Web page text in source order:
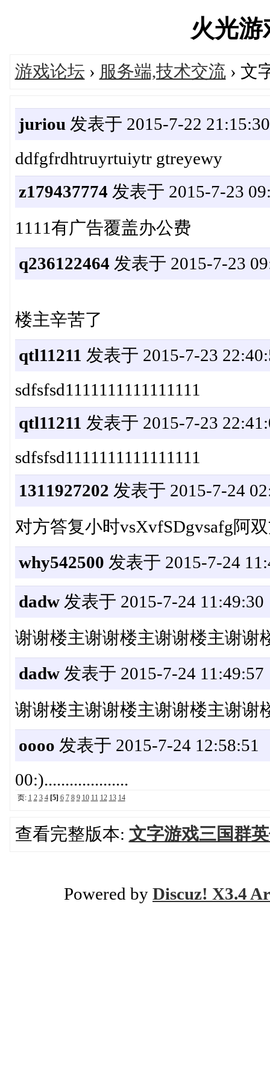
火光
游戏论坛 › 服务端,技术交流› 文
juriou 发表于 2015-7-22 21:15:30
ddfgfrdhtruyrtuiytr gtreyewy
z179437774 发表于 2015-7-23
1111有广告覆盖办公费
q236122464 发表于 2015-7-23
楼主辛苦了
qtl11211 发表于 2015-7-23
sdfsfsd1111111111111111
qtl11211 发表于 2015-7-23
sdfsfsd1111111111111111
1311927202 发表于 2015-7-24
对方答复小时vsXvfSDgvsafg阿
why542500 发表于 2015-7-24
dadw发表于 2015-7-24 11:49:30
谢谢楼主谢谢楼主谢谢楼主谢谢
dadw发表于 2015-7-24 11:49:57
谢谢楼主谢谢楼主谢谢楼主谢谢
oooo 发表于 2015-7-24 12:58:51
00:)....................
页: 1 2 3 4 [5] 6 7 8 9 10 11 12 13 14
查看完整版本: 文字游戏三国群
Powered by Discuz! X3.4